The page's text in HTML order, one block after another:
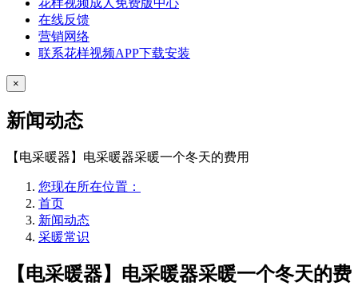
在线反馈
营销网络
联系花样视频APP下载安装
×
新闻动态
【电采暖器】电采暖器采暖一个冬天的费用
您现在所在位置：
首页
新闻动态
采暖常识
【电采暖器】电采暖器采暖一个冬天的费